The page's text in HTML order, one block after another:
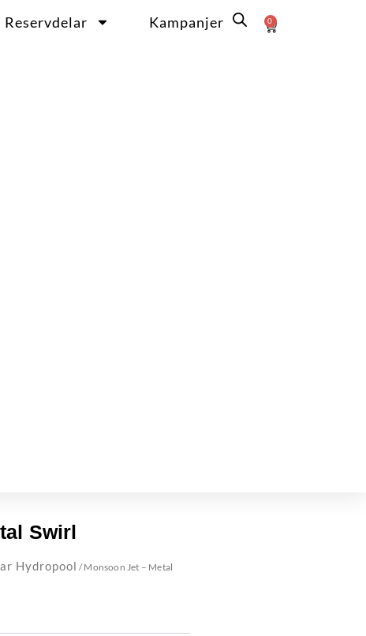
Reservdelar Kampanjer 0
Varukorg
Swirl
Hydropool / Monsoon Jet – Metal